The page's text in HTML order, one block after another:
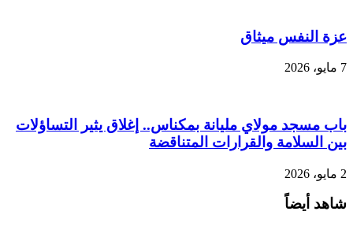
عزة النفس ميثاق
7 مايو، 2026
باب مسجد مولاي مليانة بمكناس.. إغلاق يثير التساؤلات
بين السلامة والقرارات المتناقضة
2 مايو، 2026
شاهد أيضاً